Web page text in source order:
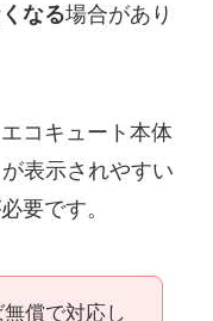
なる場合があり
コキュート本体
表示されやすい
要です。
償で対応し